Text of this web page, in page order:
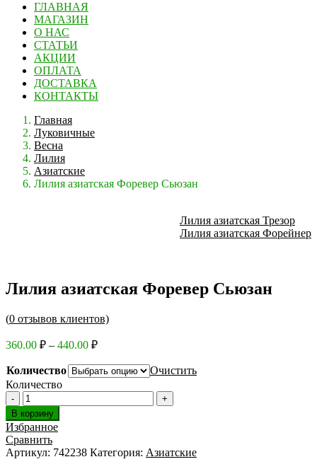
ГЛАВНАЯ
МАГАЗИН
О НАС
СТАТЬИ
АКЦИИ
ОПЛАТА
ДОСТАВКА
КОНТАКТЫ
Главная
Луковичные
Весна
Лилия
Азиатские
Лилия азиатская Форевер Сьюзан
Лилия азиатская Трезор
Лилия азиатская Форейнер
Лилия азиатская Форевер Сьюзан
(0 отзывов клиентов)
360.00 ₽ – 440.00 ₽Диапазон
360.00 ₽
Количество
Очистить
Количество
В корзину
Избранное
Сравнить
Артикул: 742238 Категория: Азиатские